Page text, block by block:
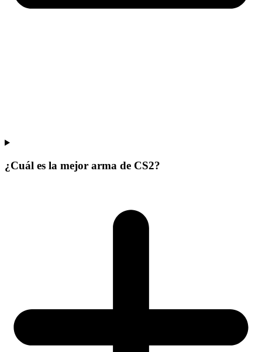
¿Cuál es la mejor arma de CS2?